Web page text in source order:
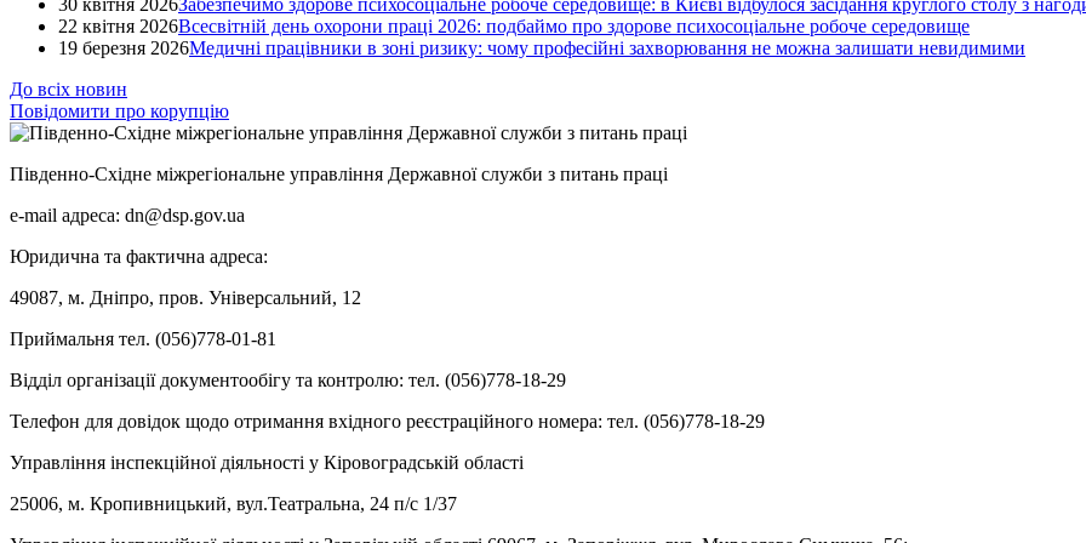
30 квітня 2026Забезпечимо здорове психосоціальне робоче середовище: в Києві відбулося засідання круглого столу з
22 квітня 2026Всесвітній день охорони праці 2026: подбаймо про здорове психосоціальне робоче середовище
19 березня 2026Медичні працівники в зоні ризику: чому професійні захворювання не можна залишати невидимими
До всіх новин
Повідомити про корупцію
Південно-Східне міжрегіональне управління Державної служби з питань праці
e-mail адреса: dn@dsp.gov.ua
Юридична та фактична адреса:
49087, м. Дніпро, пров. Універсальний, 12
Приймальня тел. (056)778-01-81
Відділ організації документообігу та контролю: тел. (056)778-18-29
Телефон для довідок щодо отримання вхідного реєстраційного номера: тел. (056)778-18-29
Управління інспекційної діяльності у Кіровоградській області
25006, м. Кропивницький, вул.Театральна, 24 п/с 1/37